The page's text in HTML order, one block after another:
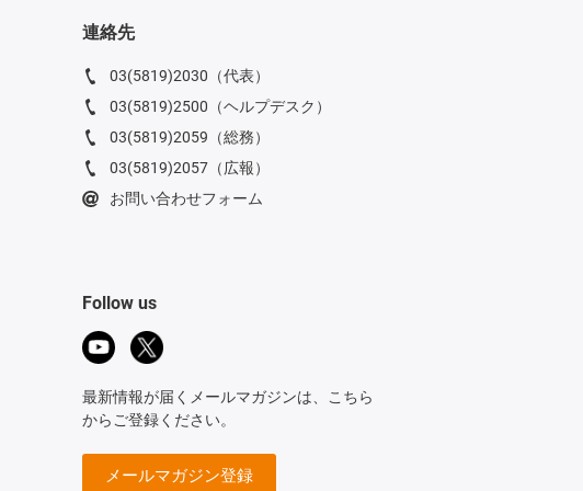
連絡先
03(5819)2030（代表）
03(5819)2500（ヘルプデスク）
03(5819)2059（総務）
03(5819)2057（広報）
お問い合わせフォーム
Follow us
最新情報が届くメールマガジンは、こちら
からご登録ください。
メールマガジン登録